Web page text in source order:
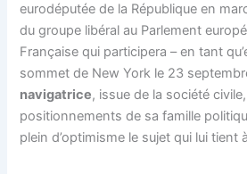
eurodéputée de la République en
du groupe libéral au Parlement
Française qui participera – en tant
sommet de New York le 23
navigatrice, issue de la société
positionnements de sa famille
plein d’optimisme le sujet qui lui tient